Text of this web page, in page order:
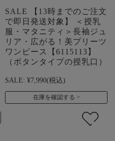
SALE 【13時までのご注文
で即日発送対象】 ＜授乳
服・マタニティ＞長袖ジュ
リア・広がる！美プリーツ
ワンピース【6115113】
（ボタンタイプの授乳口）
SALE: ¥7,990(税込)
在庫を確認する